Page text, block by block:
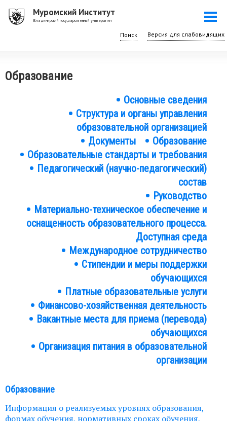
Перейти
Муромский Институт
Владимирский государственный университет
Поиск
Образование
Основные сведения
Структура и органы управления
образовательной организацией
Документы
Образование
Образовательные стандарты и требования
Педагогический (научно-педагогический)
состав
Руководство
Материально-техническое обеспечение и
оснащенность образовательного процесса.
Доступная среда
Международное сотрудничество
Стипендии и меры поддержки
обучающихся
Платные образовательные услуги
Финансово-хозяйственная деятельность
Вакантные места для приема (перевода)
обучающихся
Организация питания в образовательной
организации
Образование
Информация о реализуемых уровнях образования,
формах обучения, нормативных сроках обучения,